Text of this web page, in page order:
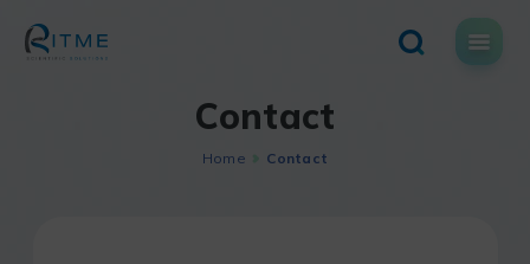
content
Contact
Home Contact